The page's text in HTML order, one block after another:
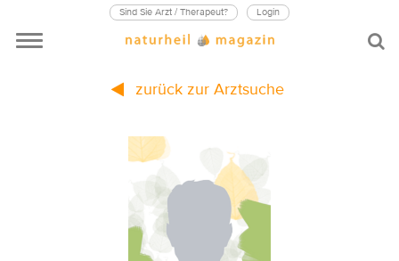
Sind Sie Arzt / Therapeut? Login
zurück zur Arztsuche